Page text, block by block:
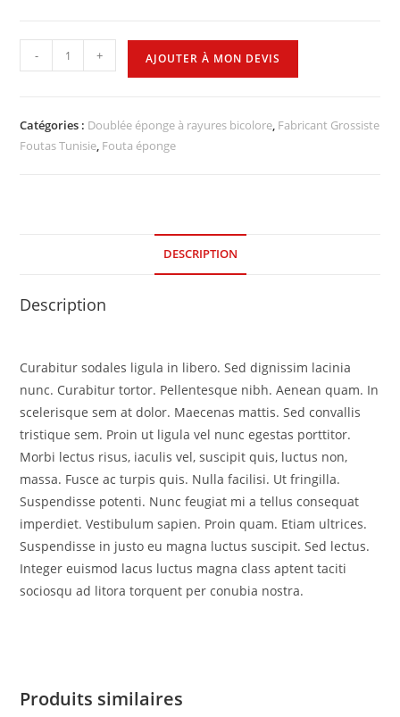
- + AJOUTER À MON DEVIS
Catégories : Doublée éponge à rayures bicolore, Fabricant Grossiste
Foutas Tunisie, Fouta éponge
DESCRIPTION
Description
Curabitur sodales ligula in libero. Sed dignissim lacinia
nunc. Curabitur tortor. Pellentesque nibh. Aenean quam. In
scelerisque sem at dolor. Maecenas mattis. Sed convallis
tristique sem. Proin ut ligula vel nunc egestas porttitor.
Morbi lectus risus, iaculis vel, suscipit quis, luctus non,
massa. Fusce ac turpis quis. Nulla facilisi. Ut fringilla.
Suspendisse potenti. Nunc feugiat mi a tellus consequat
imperdiet. Vestibulum sapien. Proin quam. Etiam ultrices.
Suspendisse in justo eu magna luctus suscipit. Sed lectus.
Integer euismod lacus luctus magna class aptent taciti
sociosqu ad litora torquent per conubia nostra.
Produits similaires